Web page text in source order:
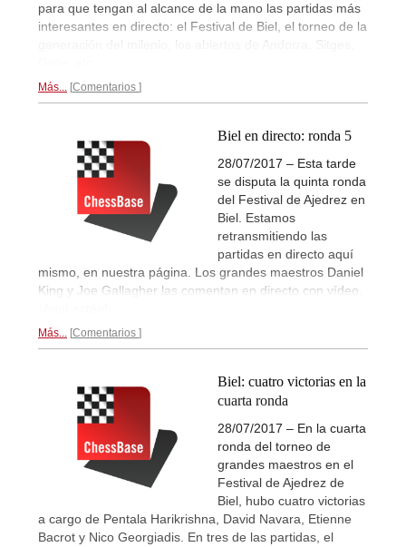
para que tengan al alcance de la mano las partidas más
interesantes en directo: el Festival de Biel, el torneo de la
generación del milenio, los abiertos de Andorra, Sitges,
Más... Comentarios
Biel en directo: ronda 5
28/07/2017 – Esta tarde
se disputa la quinta ronda
del Festival de Ajedrez en
Biel. Estamos
retransmitiendo las
partidas en directo aquí
mismo, en nuestra página. Los grandes maestros Daniel
King y Joe Gallagher las comentan en directo con vídeo.
Más... Comentarios
Biel: cuatro victorias en la
cuarta ronda
28/07/2017 – En la cuarta
ronda del torneo de
grandes maestros en el
Festival de Ajedrez de
Biel, hubo cuatro victorias
a cargo de Pentala Harikrishna, David Navara, Etienne
Bacrot y Nico Georgiadis. En tres de las partidas, el